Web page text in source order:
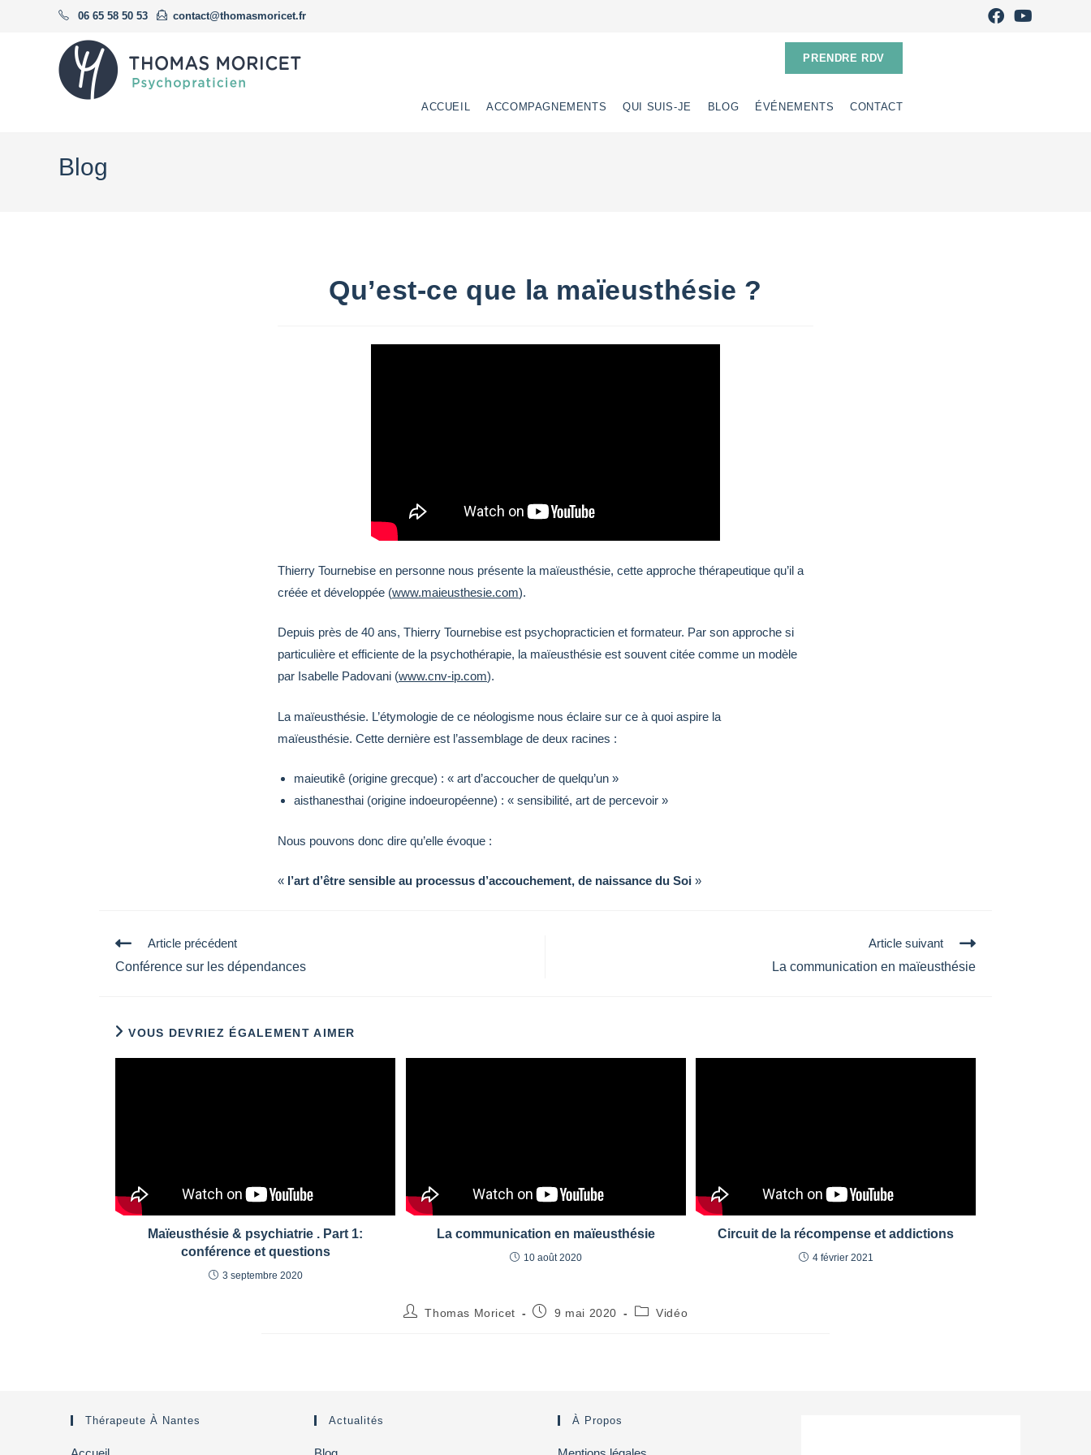
06 65 58 50 53 contact@thomasmoricet.fr
ACCUEIL ACCOMPAGNEMENTS QUI SUIS-JE BLOG ÉVÉNEMENTS CONTACT
PRENDRE RDV
Blog
Qu’est-ce que la maïeusthésie ?
Thierry Tournebise en personne nous présente la maïeusthésie, cette approche thérapeutique qu’il a
créée et développée (www.maieusthesie.com).
Depuis près de 40 ans, Thierry Tournebise est psychopracticien et formateur. Par son approche si
particulière et efficiente de la psychothérapie, la maïeusthésie est souvent citée comme un modèle
par Isabelle Padovani (www.cnv-ip.com).
La maïeusthésie. L’étymologie de ce néologisme nous éclaire sur ce à quoi aspire la
maïeusthésie. Cette dernière est l’assemblage de deux racines :
maieutikê (origine grecque) : « art d’accoucher de quelqu’un »
aisthanesthai (origine indoeuropéenne) : « sensibilité, art de percevoir »
Nous pouvons donc dire qu’elle évoque :
« l’art d’être sensible au processus d’accouchement, de naissance du Soi »
Read
articles
Article précédent
Conférence sur les dépendances
Article suivant
La communication en maïeusthésie
VOUS DEVRIEZ ÉGALEMENT AIMER
Maïeusthésie & psychiatrie . Part 1:
conférence et questions
3 septembre 2020
La communication en maïeusthésie
10 août 2020
Circuit de la récompense et addictions
4 février 2021
Auteur/autrice
Thomas Moricet
Publication
9 mai 2020
PostVidéo
Thérapeute À Nantes Actualités À Propos